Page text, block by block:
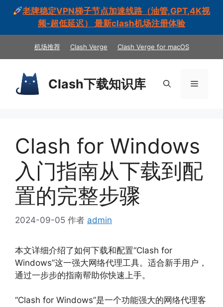
老牌稳定VPN梯子节点加速线路（油管,GPT,4K视
频-超低延迟） 最新clash机场注册体验
机场推荐 Clash Verge Clash Verge for macOS
Clash下载知识库 菜
Clash for Windows
入门指南从下载到配
置的完整步骤
2024-09-05 作者 admin
本文详细介绍了如何下载和配置“Clash for
Windows”这一强大网络代理工具。适合新手用户，
通过一步步的指南帮助你快速上手。
“Clash for Windows”是一个功能强大的网络代理客